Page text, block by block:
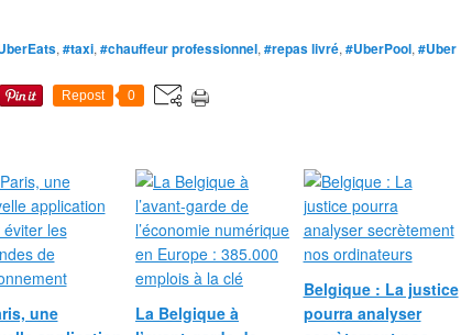
, #taxi, #chauffeur professionnel, #repas livré, #UberPool, #Uber
Repost 0
une
La Belgique à
Belgique : La justice
pourra analyser